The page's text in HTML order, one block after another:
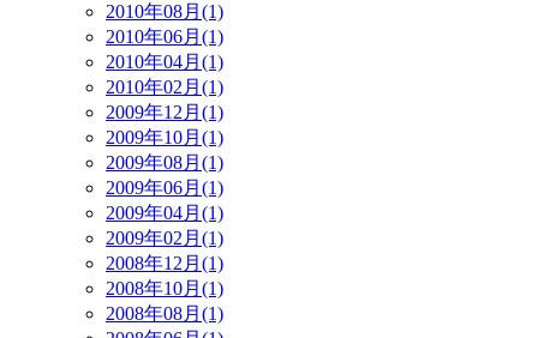
2010年08月(1)
2010年06月(1)
2010年04月(1)
2010年02月(1)
2009年12月(1)
2009年10月(1)
2009年08月(1)
2009年06月(1)
2009年04月(1)
2009年02月(1)
2008年12月(1)
2008年10月(1)
2008年08月(1)